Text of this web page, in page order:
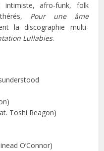
intimiste, afro-funk, folk
Pour une âme
la discographie multi-
Lullabies.
Toshi Reagon)
O’Connor)